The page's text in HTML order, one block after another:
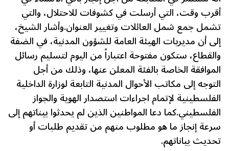
أقرب وقت، التي أرسلت في كشوفات للاحتلال، والتي
تشمل جمع شمل العائلات وتغيير العنوان.وأشار الشيخ،
إلى أن مديريات الهيئة العامة للشؤون المدنية، في الضفة
والقطاع، ستكون مفتوحة اعتباراً من اليوم لتسليم رسائل
الموافقة الخاصة بالفئة المعلن عنها، وذلك من أجل
التوجه إلى مكاتب الأحوال المدنية التابعة لوزارة الداخلية
الفلسطينية لإتمام اجراءات استصدار الهوية والجواز
الفلسطيني.كما دعا المواطنين الذين لم يحدثوا بيناتهم إلى
سرعة إنجاز ما هو مطلوب منهم من تقديم طلبات أو
تحديث بياناتهم.